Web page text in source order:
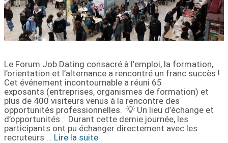
Le Forum Job Dating consacré à l’emploi, la formation,
l’orientation et l’alternance a rencontré un franc succès !
Cet événement incontournable a réuni 65
exposants (entreprises, organismes de formation) et
plus de 400 visiteurs venus à la rencontre des
opportunités professionnelles. 💡 Un lieu d’échange et
d’opportunités : Durant cette demie journée, les
participants ont pu échanger directement avec les
recruteurs … Lire la suite